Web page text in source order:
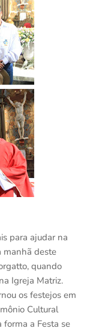
para ajudar na
manhã deste
quando
Igreja Matriz.
os festejos em
Cultural
forma a Festa se